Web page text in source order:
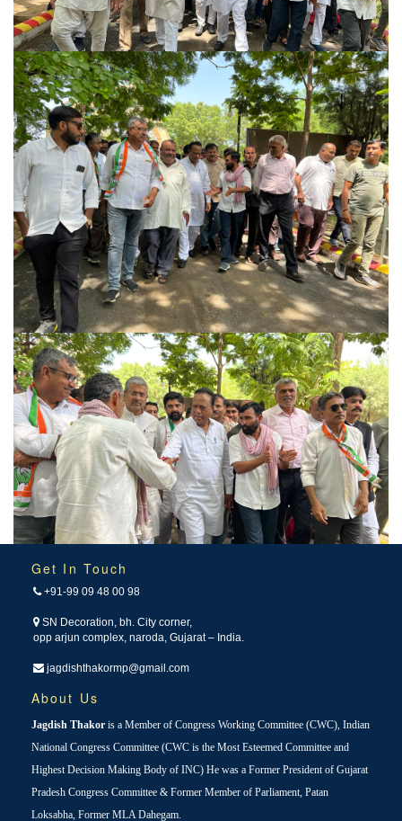
Get In Touch
+91-99 09 48 00 98
SN Decoration, bh. City corner,
opp arjun complex, naroda, Gujarat – India.
jagdishthakormp@gmail.com
About Us
Jagdish Thakor is a Member of Congress Working Committee (CWC), Indian
National Congress Committee (CWC is the Most Esteemed Committee and
Highest Decision Making Body of INC) He was a Former President of Gujarat
Pradesh Congress Committee & Former Member of Parliament, Patan
Loksabha, Former MLA Dahegam.